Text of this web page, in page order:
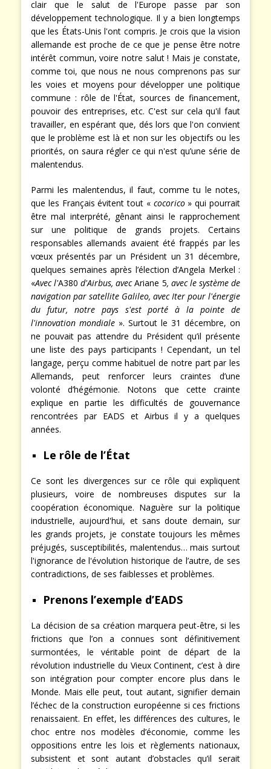
montée de la Chine, de l'Inde, du Brésil, etc., il est
clair que le salut de l'Europe passe par son
développement technologique. Il y a bien longtemps
que les États-Unis l'ont compris. Je crois que la vision
allemande est proche de ce que je pense être notre
intérêt commun, voire notre salut ! Mais je constate,
comme toi, que nous ne nous comprenons pas sur
les voies et moyens pour développer une politique
commune : rôle de l'État, sources de financement,
pouvoir des entreprises, etc. C'est sur cela qu'il faut
travailler, en espérant que, dés lors que l'on convient
que le problème est là et non sur les objectifs ou les
priorités, on saura régler ce qui n'est qu’une série de
Parmi les malentendus, il faut, comme tu le notes,
que les Français évitent tout «cocorico» qui pourrait
être mal interprété, gênant ainsi le rapprochement
sur une politique de grands projets. Certains
responsables allemands avaient été frappés par les
vœux présentés par un Président un 31 décembre,
quelques semaines après l’élection d’Angela Merkel :
«Avec l'A380d'Airbus, avecAriane 5, avec le système de
navigation par satellite Galileo, avec Iter pour l'énergie
du futur, notre pays s'est porté à la pointe de
l'innovation mondiale». Surtout le 31 décembre, on
ne pouvait pas attendre du Président qu’il présente
une liste des pays participants ! Cependant, un tel
langage, perçu comme habituel de notre part par les
Allemands, peut renforcer leurs craintes d’une
volonté d’hégémonie. Notons que cette crainte
explique en partie les difficultés de gouvernance
rencontrées par EADS et Airbus il y a quelques
Ce sont les divergences sur ce rôle qui expliquent
plusieurs, voire de nombreuses disputes sur la
coopération économique. Naguère sur la politique
industrielle, aujourd'hui, et sans doute demain, sur
les grands projets, je constate toujours les mêmes
préjugés, susceptibilités, malentendus… mais surtout
l'ignorance de l'évolution historique de l’autre, de ses
La décision de sa création marquera peut-être, si les
frictions que l’on a connues sont définitivement
surmontées, le véritable point de départ de la
révolution industrielle du Vieux Continent, c’est à dire
son intégration pour compter encore plus dans le
Monde. Mais elle peut, tout autant, signifier demain
l’échec de la construction européenne si ces frictions
renaissaient. En effet, les différences des cultures, le
choc entre nos modèles d’économie, comme les
oppositions entre les lois et règlements nationaux,